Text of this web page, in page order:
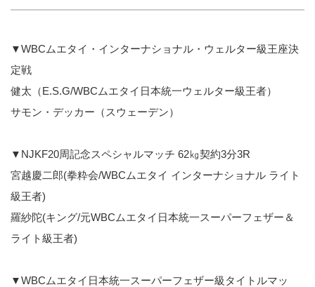
▼WBCムエタイ・インターナショナル・ウェルター級王座決
定戦
健太（E.S.G/WBCムエタイ日本統一ウェルター級王者）
サモン・デッカー（スウェーデン）
▼NJKF20周記念スペシャルマッチ 62㎏契約3分3R
宮越慶二郎(拳粋会/WBCムエタイ インターナショナル ライト
級王者)
羅紗陀(キング/元WBCムエタイ日本統一スーパーフェザー＆
ライト級王者)
▼WBCムエタイ日本統一スーパーフェザー級タイトルマッ